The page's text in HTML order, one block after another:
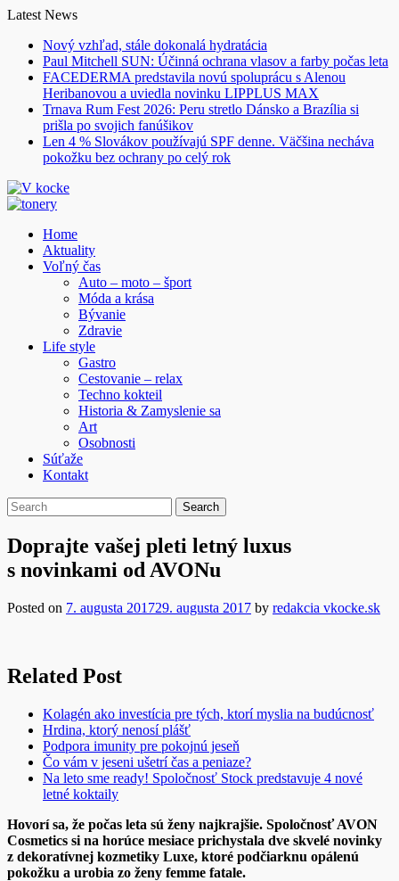
Skip
content
Latest News
Nový vzhľad, stále dokonalá hydratácia
Paul Mitchell SUN: Účinná ochrana vlasov a farby počas leta
FACEDERMA predstavila novú spoluprácu s Alenou
Heribanovou a uviedla novinku LIPPLUS MAX
Trnava Rum Fest 2026: Peru stretlo Dánsko a Brazília si
prišla po svojich fanúšikov
Len 4 % Slovákov používajú SPF denne. Väčšina necháva
pokožku bez ochrany po celý rok
Home
Aktuality
Voľný čas
Auto – moto – šport
Móda a krása
Bývanie
Zdravie
Life style
Gastro
Cestovanie – relax
Techno kokteil
Historia & Zamyslenie sa
Art
Osobnosti
Súťaže
Kontakt
Doprajte vašej pleti letný luxus
s novinkami od AVONu
Posted on 7. augusta 201729. augusta 2017 by redakcia vkocke.sk
Related Post
Kolagén ako investícia pre tých, ktorí myslia na budúcnosť
Hrdina, ktorý nenosí plášť
Podpora imunity pre pokojnú jeseň
Čo vám v jeseni ušetrí čas a peniaze?
Na leto sme ready! Spoločnosť Stock predstavuje 4 nové
letné koktaily
Hovorí sa, že počas leta sú ženy najkrajšie. Spoločnosť AVON
Cosmetics si na horúce mesiace prichystala dve skvelé novinky
z dekoratívnej kozmetiky Luxe, ktoré podčiarknu opálenú
pokožku a urobia zo ženy femme fatale.